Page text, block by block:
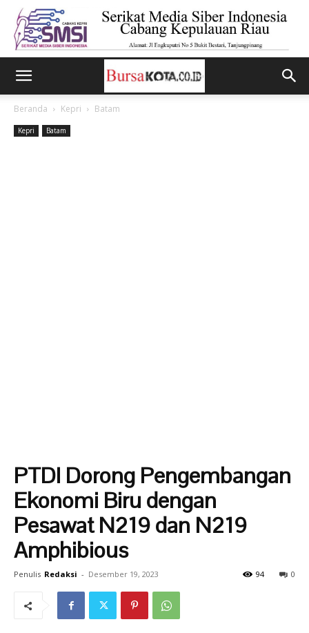
Beranda Kepri Batam
Kepri Batam
PTDI Dorong Pengembangan
Ekonomi Biru dengan
Pesawat N219 dan N219
Amphibious
Penulis Redaksi - Desember 19, 2023 0
94